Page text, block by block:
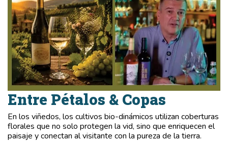
Entre Pétalos & Copas
En los viñedos, los cultivos bio-dinámicos utilizan coberturas
florales que no solo protegen la vid, sino que enriquecen el
paisaje y conectan al visitante con la pureza de la tierra.